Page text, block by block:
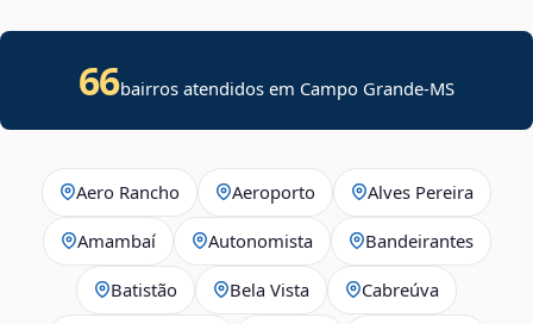
66bairros atendidos em Campo Grande-MS
Aero Rancho Aeroporto Alves Pereira
Amambaí Autonomista Bandeirantes
Batistão Bela Vista Cabreúva